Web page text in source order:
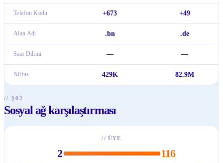
Telefon Kodu +673 +49
Alan Adı .bn .de
Saat Dilimi — —
Nüfus 429K 82.9M
// §02
Sosyal ağ karşılaştırması
// ÜYE
2 116